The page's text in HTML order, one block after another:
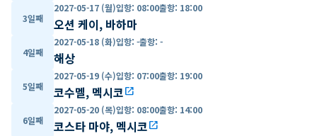
3일째
2027-05-17 (월)입항: 08:00출항: 18:00
오션 케이, 바하마
4일째
2027-05-18 (화)입항: -출항: -
해상
5일째
2027-05-19 (수)입항: 07:00출항: 19:00
코수멜, 멕시코open_in_new
6일째
2027-05-20 (목)입항: 08:00출항: 14:00
코스타 마야, 멕시코open_in_new